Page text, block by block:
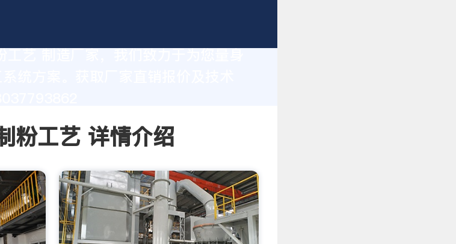
统方案。获取厂家直销报价及技术
粉工艺 详情介绍